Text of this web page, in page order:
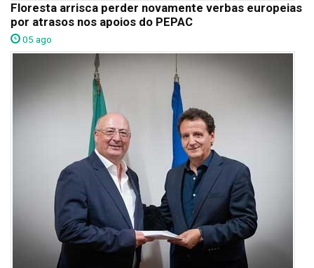
Floresta arrisca perder novamente verbas europeias
por atrasos nos apoios do PEPAC
05 ago